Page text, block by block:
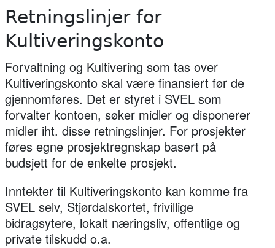
Retningslinjer for
Kultiveringskonto
Forvaltning og Kultivering som tas over
Kultiveringskonto skal være finansiert før de
gjennomføres. Det er styret i SVEL som
forvalter kontoen, søker midler og disponerer
midler iht. disse retningslinjer. For prosjekter
føres egne prosjektregnskap basert på
budsjett for de enkelte prosjekt.
Inntekter til Kultiveringskonto kan komme fra
SVEL selv, Stjørdalskortet, frivillige
bidragsytere, lokalt næringsliv, offentlige og
private tilskudd o.a.